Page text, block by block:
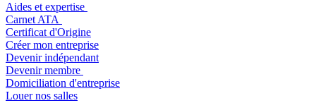
Aides et expertise
​Carnet ATA
Certificat d'Origine
Créer mon entreprise
Devenir indépendant
Devenir membre
​Domiciliation d'entreprise
Louer nos salles